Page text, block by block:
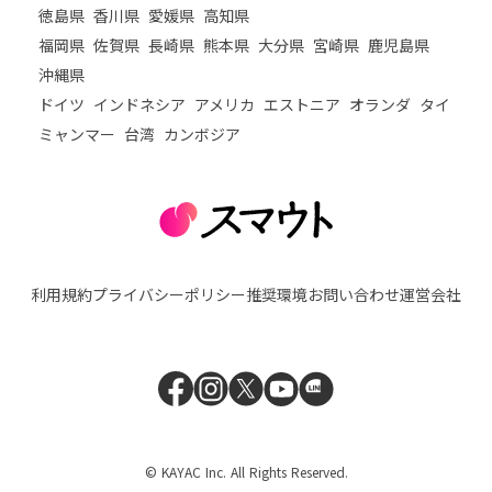
徳島県 香川県 愛媛県 高知県
福岡県 佐賀県 長崎県 熊本県 大分県 宮崎県 鹿児島県
沖縄県
ドイツ インドネシア アメリカ エストニア オランダ タイ
ミャンマー 台湾 カンボジア
利用規約プライバシーポリシー推奨環境お問い合わせ運営会社
© KAYAC Inc. All Rights Reserved.